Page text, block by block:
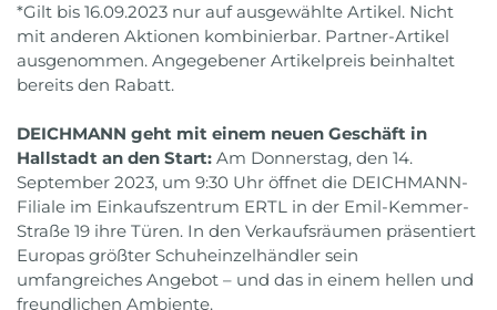
*Gilt bis 16.09.2023 nur auf ausgewählte Artikel. Nicht
mit anderen Aktionen kombinierbar. Partner-Artikel
ausgenommen. Angegebener Artikelpreis beinhaltet
bereits den Rabatt.
DEICHMANN geht mit einem neuen Geschäft in
Hallstadt an den Start: Am Donnerstag, den 14.
September 2023, um 9:30 Uhr öffnet die DEICHMANN-
Filiale im Einkaufszentrum ERTL in der Emil-Kemmer-
Straße 19 ihre Türen. In den Verkaufsräumen präsentiert
Europas größter Schuheinzelhändler sein
umfangreiches Angebot – und das in einem hellen und
freundlichen Ambiente.